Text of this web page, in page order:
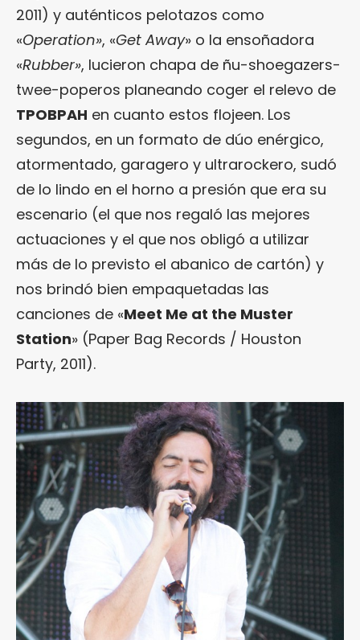
2011) y auténticos pelotazos como
«Operation», «Get Away» o la ensoñadora
«Rubber», lucieron chapa de ñu-shoegazers-
twee-poperos planeando coger el relevo de
TPOBPAH en cuanto estos flojeen. Los
segundos, en un formato de dúo enérgico,
atormentado, garagero y ultrarockero, sudó
de lo lindo en el horno a presión que era su
escenario (el que nos regaló las mejores
actuaciones y el que nos obligó a utilizar
más de lo previsto el abanico de cartón) y
nos brindó bien empaquetadas las
canciones de «Meet Me at the Muster
Station» (Paper Bag Records / Houston
Party, 2011).